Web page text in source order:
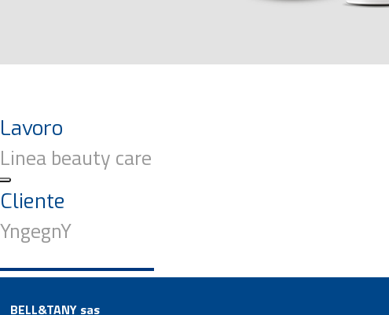
Lavoro
Linea beauty care
Cliente
YngegnY
BELL&TANY sas